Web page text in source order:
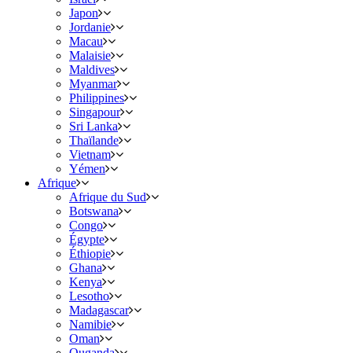
Japon
Jordanie
Macau
Malaisie
Maldives
Myanmar
Philippines
Singapour
Sri Lanka
Thaïlande
Vietnam
Yémen
Afrique
Afrique du Sud
Botswana
Congo
Égypte
Éthiopie
Ghana
Kenya
Lesotho
Madagascar
Namibie
Oman